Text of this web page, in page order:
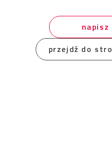
napisz
przejdź do